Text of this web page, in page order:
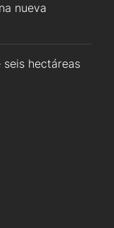
nueva
seis hectáreas